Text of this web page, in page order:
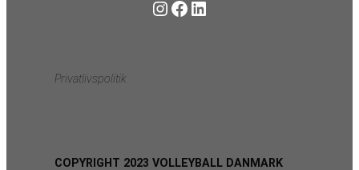
Instagram https://www.facebook.com/danishbeachvolleytour LinkedIn
Privatlivspolitik
COPYRIGHT 2023 VOLLEYBALL DANMARK